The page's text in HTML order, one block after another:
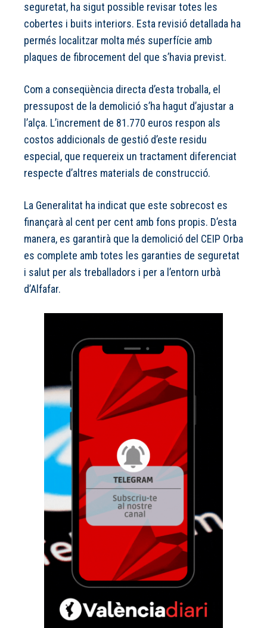
seguretat, ha sigut possible revisar totes les
cobertes i buits interiors. Esta revisió detallada ha
permés localitzar molta més superfície amb
plaques de fibrocement del que s’havia previst.
Com a conseqüència directa d’esta troballa, el
pressupost de la demolició s’ha hagut d’ajustar a
l’alça. L’increment de 81.770 euros respon als
costos addicionals de gestió d’este residu
especial, que requereix un tractament diferenciat
respecte d’altres materials de construcció.
La Generalitat ha indicat que este sobrecost es
finançarà al cent per cent amb fons propis. D’esta
manera, es garantirà que la demolició del CEIP Orba
es complete amb totes les garanties de seguretat
i salut per als treballadors i per a l’entorn urbà
d’Alfafar.